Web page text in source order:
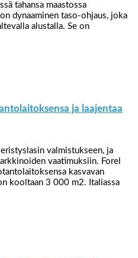
tahansa maastossa
dynaaminen taso-ohjaus, joka
alustalla. Se on
ja laajentaa
valmistukseen, ja
vaatimuksiin. Forel
kasvavan
kooltaan 3 000 m2. Italiassa